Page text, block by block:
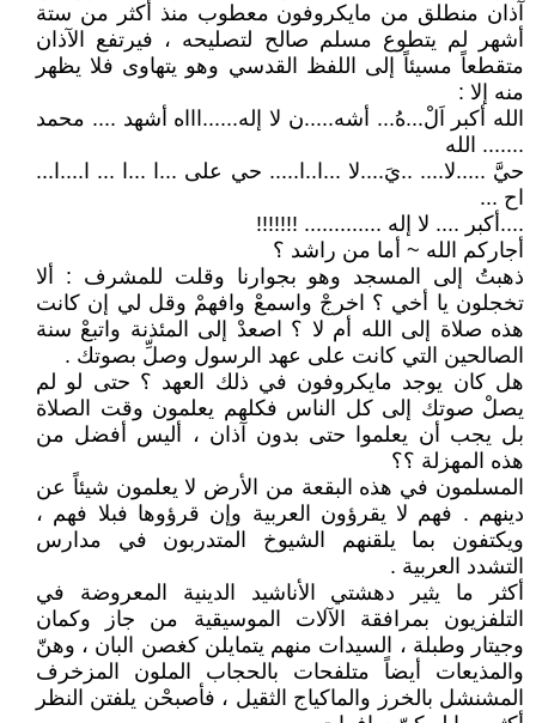
آذان منطلق من مايكروفون معطوب منذ أكثر من ستة
أشهر لم يتطوع مسلم صالح لتصليحه ، فيرتفع الآذان
متقطعاً مسيئاً إلى اللفظ القدسي وهو يتهاوى فلا يظهر
منه إلا :
الله أكبر اَلْ...هُ... أشه.....ن لا إله......اااه أشهد .... محمد
....... الله
حيَّ .....لا.... ..يَ....لا ...ا..ا..... حي على ...ا ...ا ... ا....ا...
اح ...
....أكبر .... لا إله ............. !!!!!!!
أجاركم الله ~ أما من راشد ؟
ذهبتُ إلى المسجد وهو بجوارنا وقلت للمشرف : ألا
تخجلون يا أخي ؟ اخرجْ واسمعْ وافهمْ وقل لي إن كانت
هذه صلاة إلى الله أم لا ؟ اصعدْ إلى المئذنة واتبعْ سنة
الصالحين التي كانت على عهد الرسول وصلِّ بصوتك .
هل كان يوجد مايكروفون في ذلك العهد ؟ حتى لو لم
يصلْ صوتك إلى كل الناس فكلهم يعلمون وقت الصلاة
بل يجب أن يعلموا حتى بدون آذان ، أليس أفضل من
هذه المهزلة ؟؟
المسلمون في هذه البقعة من الأرض لا يعلمون شيئاً عن
دينهم . فهم لا يقرؤون العربية وإن قرؤوها فبلا فهم ،
ويكتفون بما يلقنهم الشيوخ المتدربون في مدارس
التشدد العربية .
أكثر ما يثير دهشتي الأناشيد الدينية المعروضة في
التلفزيون بمرافقة الآلات الموسيقية من جاز وكمان
وجيتار وطبلة ، السيدات منهم يتمايلن كغصن البان ، وهنّ
والمذيعات أيضاً متلفحات بالحجاب الملون المزخرف
المشنشل بالخرز والماكياج الثقيل ، فأصبحْن يلفتن النظر